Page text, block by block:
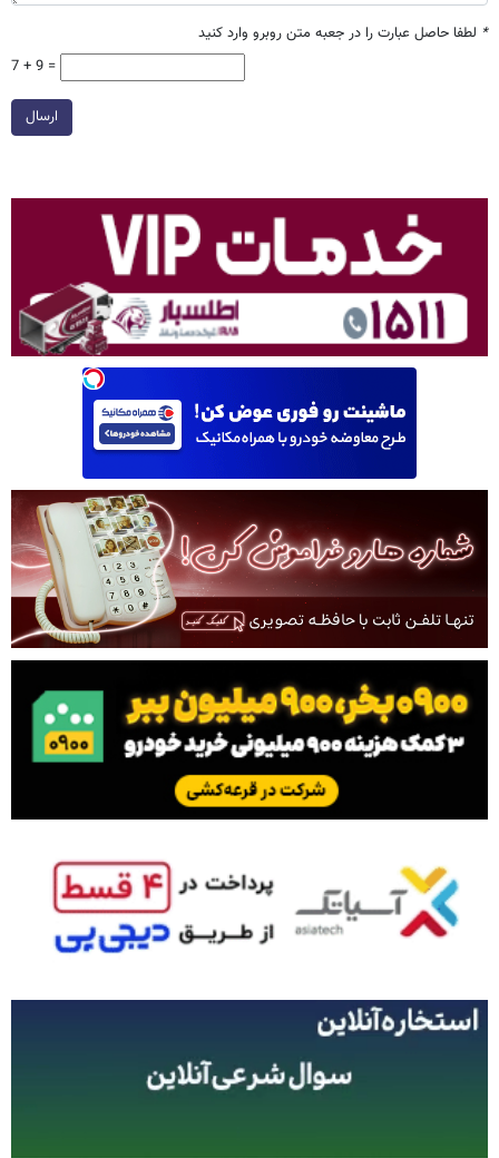
* لطفا حاصل عبارت را در جعبه متن روبرو وارد کنید
7 + 9 =
ارسال